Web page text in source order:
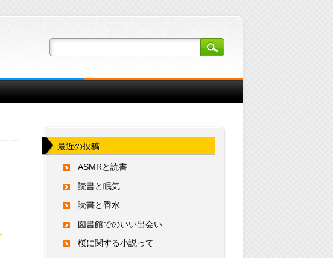
最近の投稿
ASMRと読書
読書と眠気
読書と香水
図書館でのいい出会い
桜に関する小説って